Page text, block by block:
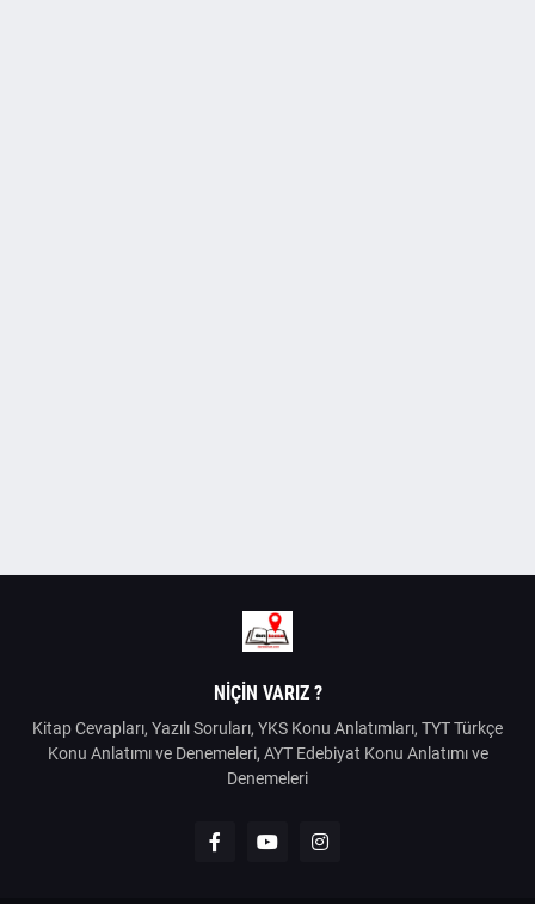
NIÇIN VARIZ ?
Kitap Cevapları, Yazılı Soruları, YKS Konu Anlatımları, TYT Türkçe
Konu Anlatımı ve Denemeleri, AYT Edebiyat Konu Anlatımı ve
Denemeleri